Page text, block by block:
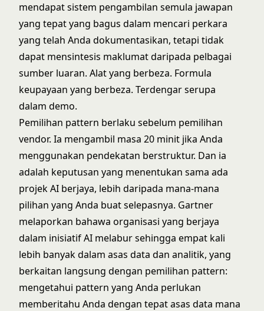
mendapat sistem pengambilan semula jawapan
yang tepat yang bagus dalam mencari perkara
yang telah Anda dokumentasikan, tetapi tidak
dapat mensintesis maklumat daripada pelbagai
sumber luaran. Alat yang berbeza. Formula
keupayaan yang berbeza. Terdengar serupa
dalam demo.
Pemilihan pattern berlaku sebelum pemilihan
vendor. Ia mengambil masa 20 minit jika Anda
menggunakan pendekatan berstruktur. Dan ia
adalah keputusan yang menentukan sama ada
projek AI berjaya, lebih daripada mana-mana
pilihan yang Anda buat selepasnya. Gartner
melaporkan bahawa organisasi yang berjaya
dalam inisiatif AI melabur sehingga empat kali
lebih banyak dalam asas data dan analitik, yang
berkaitan langsung dengan pemilihan pattern:
mengetahui pattern yang Anda perlukan
memberitahu Anda dengan tepat asas data mana